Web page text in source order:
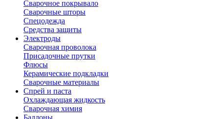
Сварочное покрывало
Сварочные шторы
Спецодежда
Средства защиты
Электроды
Сварочная проволока
Присадочные прутки
Флюсы
Керамические подкладки
Сварочные материалы
Спрей и паста
Охлаждающая жидкость
Сварочная химия
Баллоны